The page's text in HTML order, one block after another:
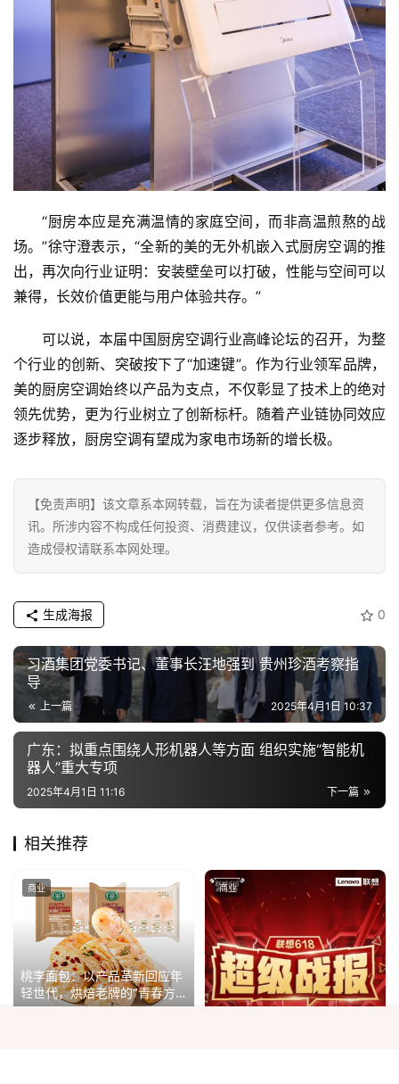
“厨房本应是充满温情的家庭空间，而非高温煎熬的战
场。”徐守澄表示，“全新的美的无外机嵌入式厨房空调的推
出，再次向行业证明：安装壁垒可以打破，性能与空间可以
兼得，长效价值更能与用户体验共存。”
可以说，本届中国厨房空调行业高峰论坛的召开，为整
个行业的创新、突破按下了“加速键”。作为行业领军品牌，
美的厨房空调始终以产品为支点，不仅彰显了技术上的绝对
领先优势，更为行业树立了创新标杆。随着产业链协同效应
逐步释放，厨房空调有望成为家电市场新的增长极。
【免责声明】该文章系本网转载，旨在为读者提供更多信息资
讯。所涉内容不构成任何投资、消费建议，仅供读者参考。如
造成侵权请联系本网处理。
0
生成海报
习酒集团党委书记、董事长汪地强到 贵州珍酒考察指
导
上一篇 2025年4月1日 10:37
广东：拟重点围绕人形机器人等方面 组织实施“智能机
器人”重大专项
下一篇
2025年4月1日 11:16
相关推荐
桃李面包：以产品革新回应年
轻世代，烘焙老牌的“青春方
法论”
商业 商业